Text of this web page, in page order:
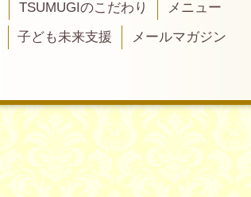
TSUMUGIのこだわり
メニュー
子ども未来支援
メールマガジン